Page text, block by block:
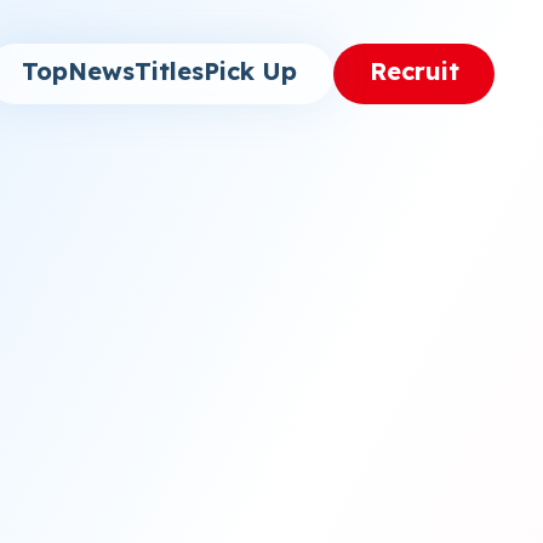
TopNewsTitlesPick Up Recruit